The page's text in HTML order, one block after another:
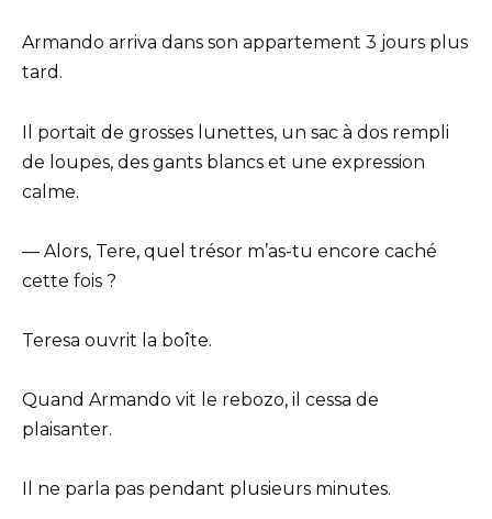
Armando arriva dans son appartement 3 jours plus
tard.
Il portait de grosses lunettes, un sac à dos rempli
de loupes, des gants blancs et une expression
calme.
— Alors, Tere, quel trésor m’as-tu encore caché
cette fois ?
Teresa ouvrit la boîte.
Quand Armando vit le rebozo, il cessa de
plaisanter.
Il ne parla pas pendant plusieurs minutes.